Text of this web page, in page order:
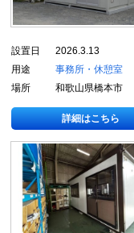
設置日
2026.3.13
用途
事務所・休憩室
場所
和歌山県橋本市
詳細はこちら